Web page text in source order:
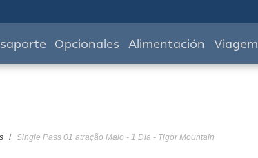
Opcionales Alimentación Viagem
Single Pass 01 atração Maio - 1 Dia - Tigor Mountain